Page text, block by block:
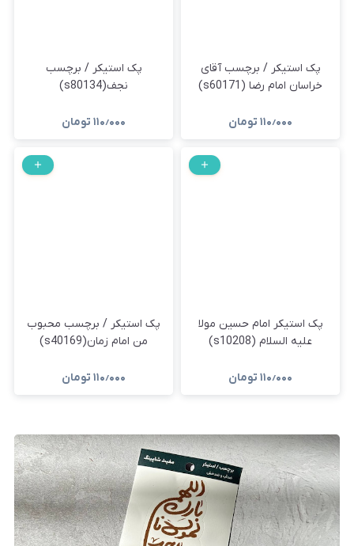
پک استیکر / برچسب آقای
خراسان امام رضا (s60171)
۱۱۰٫۰۰۰ تومان
پک استیکر / برچسب
نجف(s80134)
۱۱۰٫۰۰۰ تومان
پک استیکر امام حسین مولا
علیه السلام (s10208)
۱۱۰٫۰۰۰ تومان
پک استیکر / برچسب محبوب
من امام زمان(s40169)
۱۱۰٫۰۰۰ تومان